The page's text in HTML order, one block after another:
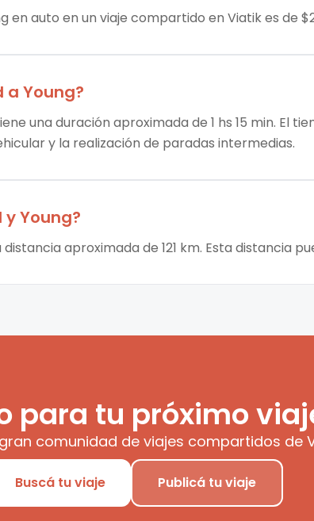
en auto en un viaje compartido en Viatik es de
a Young?
una duración aproximada de 1 hs 15 min. El
y la realización de paradas intermedias.
yYoung?
aproximada de 121 km. Esta distancia
para tu próximo
comunidad de viajes compartidos de
Buscá tu viaje Publicá tu viaje